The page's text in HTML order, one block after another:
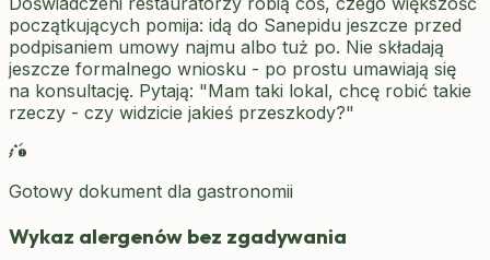
początkujących pomija: idą do Sanepidu jeszcze przed
podpisaniem umowy najmu albo tuż po. Nie składają
jeszcze formalnego wniosku - po prostu umawiają się
na konsultację. Pytają: "Mam taki lokal, chcę robić takie
rzeczy - czy widzicie jakieś przeszkody?"
Gotowy dokument dla gastronomii
Wykaz alergenów bez zgadywania